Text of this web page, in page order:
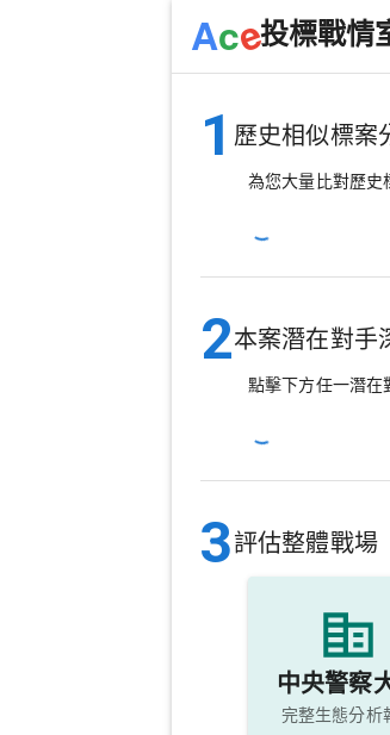
Ace投標戰情
1 歷史相似標案
為您大量比對歷史
2本案潛在對手
點擊下方任一潛在
3評估整體戰場
中央警察
完整生態分析